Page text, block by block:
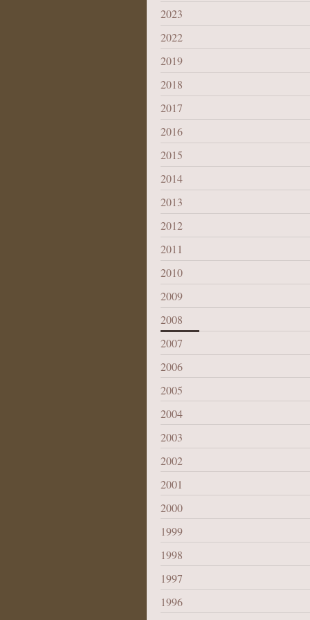
2023
2022
2019
2018
2017
2016
2015
2014
2013
2012
2011
2010
2009
2008
2007
2006
2005
2004
2003
2002
2001
2000
1999
1998
1997
1996